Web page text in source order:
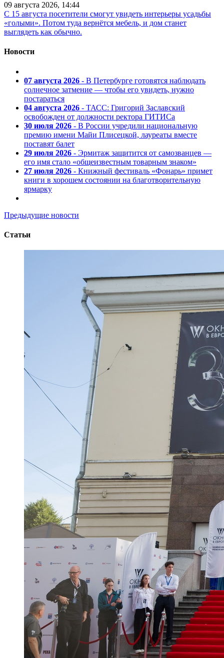
09 августа 2026, 14:44
С 15 августа посетители смогут увидеть интерьеры усадьбы
«голыми». Потом туда вернётся мебель, и дом станет
выглядеть как обычно.
Новости
07 августа 2026 - В Петербурге готовятся наблюдать
солнечное затмение — чтобы его увидеть, нужно
постараться
04 августа 2026 - ТАСС: Григорий Заславский
освобожден от должности ректора ГИТИСа
30 июля 2026 - В России учредили национальную
премию имени Майи Плисецкой, лауреаты вместе
поставят балет
29 июля 2026 - Эрмитаж защитится от самозванцев —
его имя стало «общеизвестным товарным знаком»
27 июля 2026 - Книжный фестиваль «Фонарь» примет
книги в хорошем состоянии на благотворительную
ярмарку
Предыдущие новости
Статьи